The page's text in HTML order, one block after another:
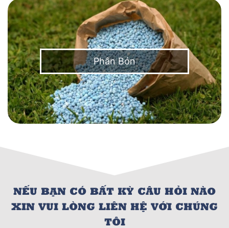
Phân Bón
NẾU BẠN CÓ BẤT KỲ CÂU HỎI NÀO
XIN VUI LÒNG LIÊN HỆ VỚI CHÚNG
TÔI